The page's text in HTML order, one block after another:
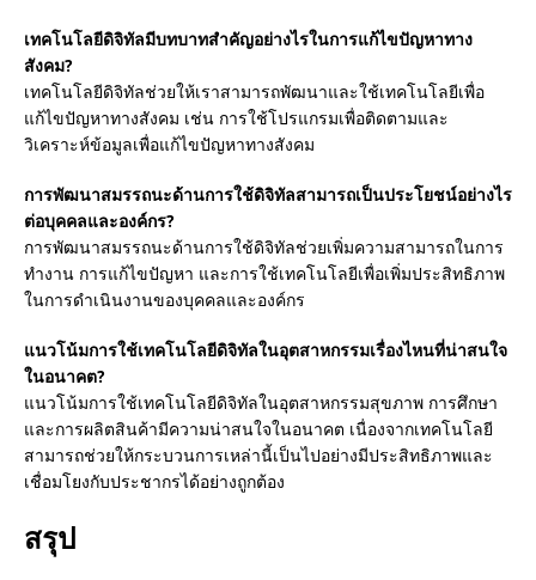
เทคโนโลยีดิจิทัลมีบทบาทสำคัญอย่างไรในการแก้ไขปัญหาทาง
สังคม?
เทคโนโลยีดิจิทัลช่วยให้เราสามารถพัฒนาและใช้เทคโนโลยีเพื่อ
แก้ไขปัญหาทางสังคม เช่น การใช้โปรแกรมเพื่อติดตามและ
วิเคราะห์ข้อมูลเพื่อแก้ไขปัญหาทางสังคม
การพัฒนาสมรรถนะด้านการใช้ดิจิทัลสามารถเป็นประโยชน์อย่างไร
ต่อบุคคลและองค์กร?
การพัฒนาสมรรถนะด้านการใช้ดิจิทัลช่วยเพิ่มความสามารถในการ
ทำงาน การแก้ไขปัญหา และการใช้เทคโนโลยีเพื่อเพิ่มประสิทธิภาพ
ในการดำเนินงานของบุคคลและองค์กร
แนวโน้มการใช้เทคโนโลยีดิจิทัลในอุตสาหกรรมเรื่องไหนที่น่าสนใจ
ในอนาคต?
แนวโน้มการใช้เทคโนโลยีดิจิทัลในอุตสาหกรรมสุขภาพ การศึกษา
และการผลิตสินค้ามีความน่าสนใจในอนาคต เนื่องจากเทคโนโลยี
สามารถช่วยให้กระบวนการเหล่านี้เป็นไปอย่างมีประสิทธิภาพและ
เชื่อมโยงกับประชากรได้อย่างถูกต้อง
สรุป